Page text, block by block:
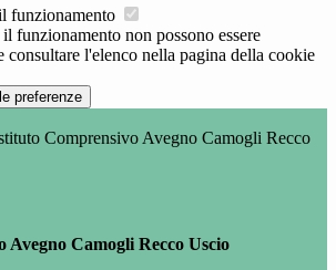
funzionamento
funzionamento non possono essere
consultare l'elenco nella pagina della cookie
preferenze
Comprensivo Avegno Camogli Recco
Camogli Recco Uscio